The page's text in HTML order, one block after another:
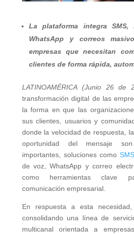
La plataforma integra SMS,
WhatsApp y correos
empresas que necesitan
clientes de forma rápida,
LATINOAMÉRICA (Junio
transformación digital de las
la forma en que las
sus clientes, usuarios y
donde la velocidad de respuesta,
oportunidad del mensaje
importantes, soluciones como
de voz, WhatsApp y correo
como herramientas clave
comunicación empresarial.
En respuesta a esta necesidad,
consolidando una línea de
multicanal orientada a